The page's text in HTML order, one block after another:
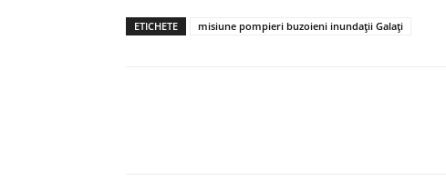
ETICHETE misiune pompieri buzoieni inundații Galați